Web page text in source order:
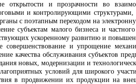
открытости и прозрачности во
и контролирующими
с поэтапным переходом на
субъектам малого бизнеса и
ускоренному развитию и
совершенствование и упрощение
качества обслуживания субъектов
новых, модернизации и
условий для широкого
в продвижении их продукции на